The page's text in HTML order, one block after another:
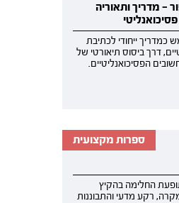
— מדריך ותאוריה
כמדריך ייחודי לכתיבת
דרך ביסוס תיאורטי של
הפסיכואנליטיים.
ספרות מקצועית
החלימה בהקיץ
רקע מדעי והתבוננות